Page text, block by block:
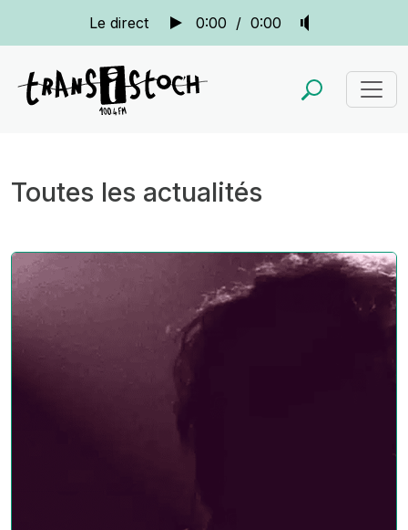
Le direct 0:00 / 0:00
Toutes les actualités